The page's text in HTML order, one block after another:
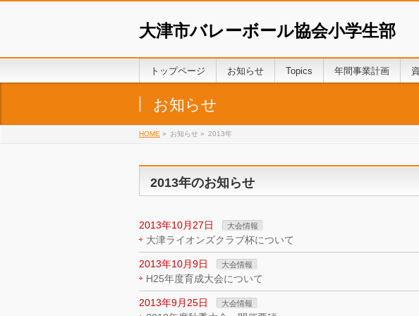
大津市バレーボール協会小学生部
トップページ お知らせ Topics 年間事業計画
お知らせ
HOME » お知らせ » 2013年
2013年のお知らせ
2013年10月27日 大会情報
大津ライオンズクラブ杯について
2013年10月9日 大会情報
H25年度育成大会について
2013年9月25日 大会情報